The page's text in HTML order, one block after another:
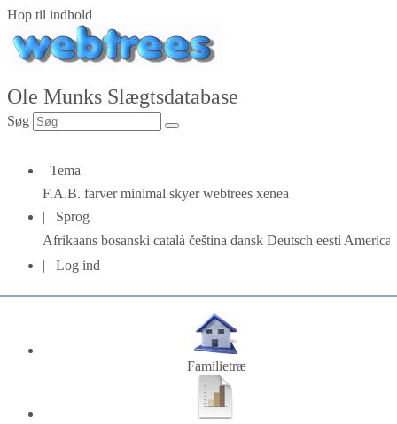
Hop til indhold
Ole Munks Slægtsdatabase
Søg
Tema
F.A.B. farverminimal skyerwebtrees xenea
Sprog
Afrikaans bosanski català čeština dansk Deutsch eesti
Log ind
Familietræ